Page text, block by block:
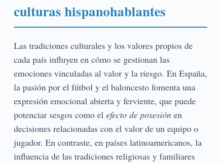
culturas hispanohablantes
Las tradiciones culturales y los valores propios de
cada país influyen en cómo se gestionan las
emociones vinculadas al valor y la riesgo. En España,
la pasión por el fútbol y el baloncesto fomenta una
expresión emocional abierta y ferviente, que puede
potenciar sesgos como el efecto de posesión en
decisiones relacionadas con el valor de un equipo o
jugador. En contraste, en países latinoamericanos, la
influencia de las tradiciones religiosas y familiares